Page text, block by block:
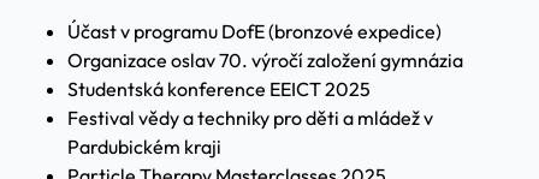
Účast v programu DofE (bronzové expedice)
Organizace oslav 70. výročí založení gymnázia
Studentská konference EEICT 2025
Festival vědy a techniky pro děti a mládež v
Pardubickém kraji